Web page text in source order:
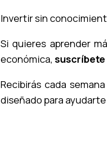
Invertir sin
Si quieres aprender
económica, suscríbete
Recibirás cada
diseñado para